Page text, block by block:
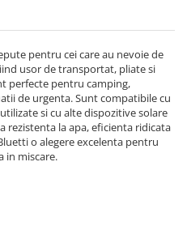
pentru cei care au nevoie de
usor de transportat, pliate si
perfecte pentru camping,
de urgenta. Sunt compatibile cu
si cu alte dispozitive solare
rezistenta la apa, eficienta ridicata
o alegere excelenta pentru
in miscare.